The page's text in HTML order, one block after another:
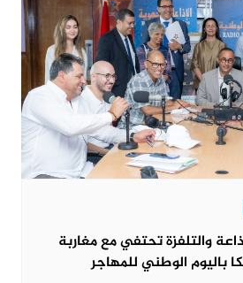
والتلفزة تحتفي مع مغاربة
باليوم الوطني للمهاجر